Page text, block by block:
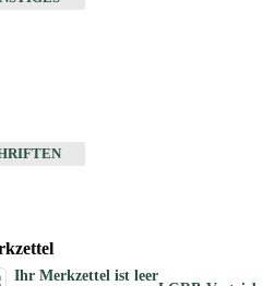
Ihr Merkzettel ist leer